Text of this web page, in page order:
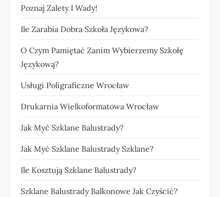
Poznaj Zalety I Wady!
Ile Zarabia Dobra Szkoła Językowa?
O Czym Pamiętać Zanim Wybierzemy Szkołę
Językową?
Usługi Poligraficzne Wrocław
Drukarnia Wielkoformatowa Wrocław
Jak Myć Szklane Balustrady?
Jak Myć Szklane Balustrady Szklane?
Ile Kosztują Szklane Balustrady?
Szklane Balustrady Balkonowe Jak Czyścić?